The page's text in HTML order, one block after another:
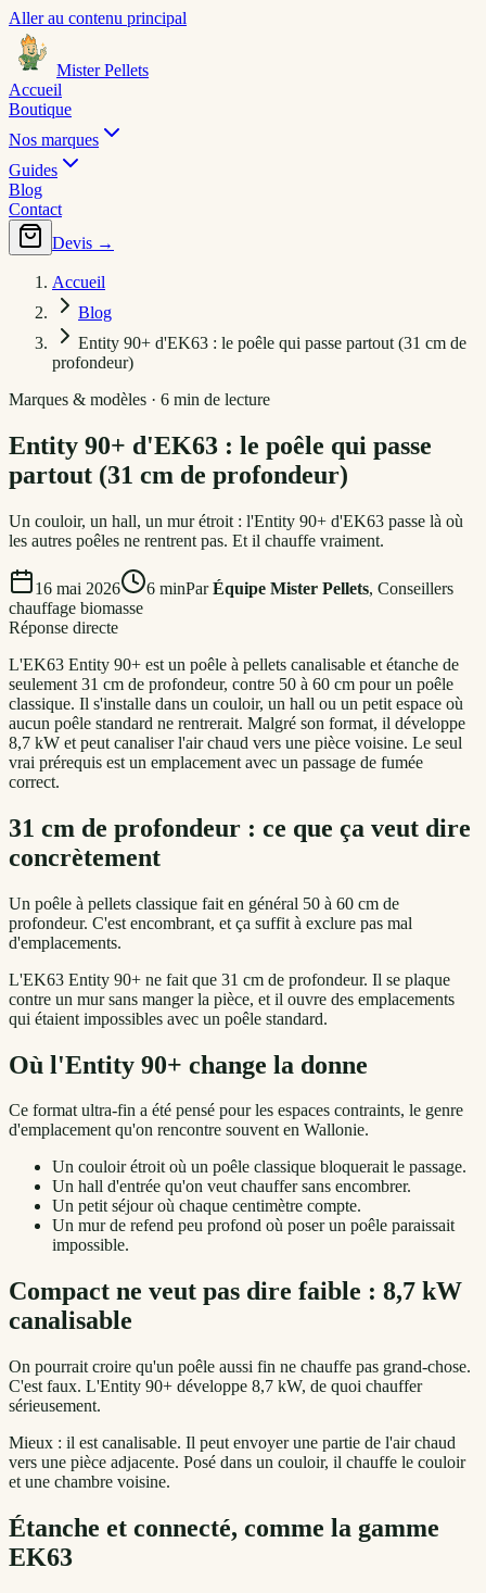
Aller au contenu principal
Mister Pellets
Accueil
Boutique
Nos marques
Guides
Blog
Contact
Devis →
Accueil
Blog
Entity 90+ d'EK63 : le poêle qui passe partout (31 cm de
profondeur)
Marques & modèles · 6 min de lecture
Entity 90+ d'EK63 : le poêle qui passe
partout (31 cm de profondeur)
Un couloir, un hall, un mur étroit : l'Entity 90+ d'EK63 passe là où
les autres poêles ne rentrent pas. Et il chauffe vraiment.
16 mai 2026 6 minParÉquipe Mister Pellets, Conseillers
chauffage biomasse
Réponse directe
L'EK63 Entity 90+ est un poêle à pellets canalisable et étanche de
seulement 31 cm de profondeur, contre 50 à 60 cm pour un poêle
classique. Il s'installe dans un couloir, un hall ou un petit espace où
aucun poêle standard ne rentrerait. Malgré son format, il développe
8,7 kW et peut canaliser l'air chaud vers une pièce voisine. Le seul
vrai prérequis est un emplacement avec un passage de fumée
correct.
31 cm de profondeur : ce que ça veut dire
concrètement
Un poêle à pellets classique fait en général 50 à 60 cm de
profondeur. C'est encombrant, et ça suffit à exclure pas mal
d'emplacements.
L'EK63 Entity 90+ ne fait que 31 cm de profondeur. Il se plaque
contre un mur sans manger la pièce, et il ouvre des emplacements
qui étaient impossibles avec un poêle standard.
Où l'Entity 90+ change la donne
Ce format ultra-fin a été pensé pour les espaces contraints, le genre
d'emplacement qu'on rencontre souvent en Wallonie.
Un couloir étroit où un poêle classique bloquerait le passage.
Un hall d'entrée qu'on veut chauffer sans encombrer.
Un petit séjour où chaque centimètre compte.
Un mur de refend peu profond où poser un poêle paraissait
impossible.
Compact ne veut pas dire faible : 8,7 kW
canalisable
On pourrait croire qu'un poêle aussi fin ne chauffe pas grand-chose.
C'est faux. L'Entity 90+ développe 8,7 kW, de quoi chauffer
sérieusement.
Mieux : il est canalisable. Il peut envoyer une partie de l'air chaud
vers une pièce adjacente. Posé dans un couloir, il chauffe le couloir
et une chambre voisine.
Étanche et connecté, comme la gamme
EK63